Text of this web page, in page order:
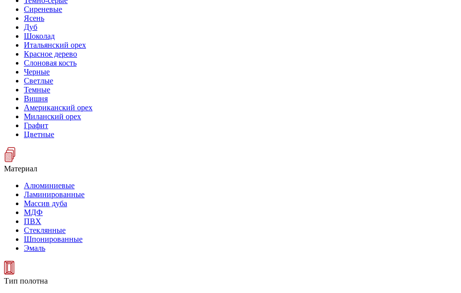
Сиреневые
Ясень
Дуб
Шоколад
Итальянский орех
Красное дерево
Слоновая кость
Черные
Светлые
Темные
Вишня
Американский орех
Миланский орех
Графит
Цветные
Материал
Алюминиевые
Ламинированные
Массив дуба
МДФ
ПВХ
Стеклянные
Шпонированные
Эмаль
Тип полотна